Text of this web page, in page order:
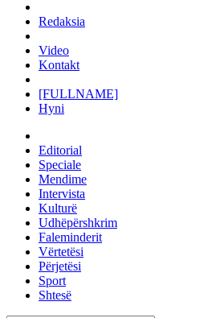
Redaksia
Video
Kontakt
[FULLNAME]
Hyni
Editorial
Speciale
Mendime
Intervista
Kulturë
Udhëpërshkrim
Faleminderit
Vërtetësi
Përjetësi
Sport
Shtesë